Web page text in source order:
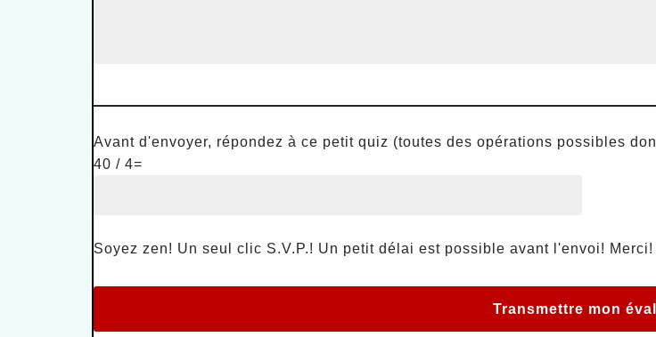
Avant d'envoyer, répondez à ce petit quiz (toutes des opérations possibles
40 / 4=
Soyez zen! Un seul clic S.V.P.! Un petit délai est possible avant l'envoi! Merci!